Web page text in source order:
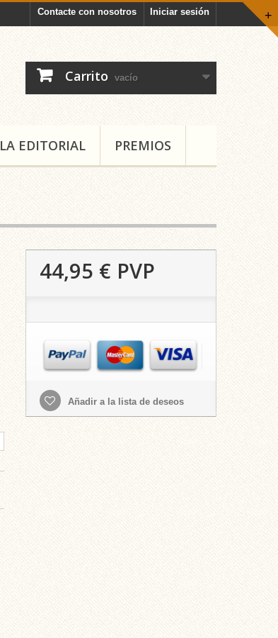
+
Iniciar sesión
Contacte con nosotros
Carrito vacío
LA EDITORIAL PREMIOS
44,95 € PVP
Añadir a la lista de deseos